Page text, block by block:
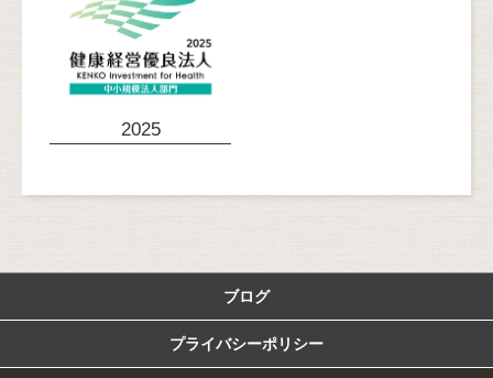
2025
ブログ
プライバシーポリシー